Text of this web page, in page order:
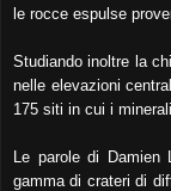
le rocce espulse
Studiando inoltre la
nelle elevazioni
175 siti in cui i
Le parole di
gamma di crateri di